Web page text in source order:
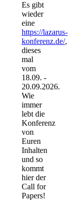
Es gibt
wieder
eine
https://lazarus-
konferenz.de/,
dieses
mal
vom
18.09. -
20.09.2026.
Wie
immer
lebt die
Konferenz
von
Euren
Inhalten
und so
kommt
hier der
Call for
Papers!